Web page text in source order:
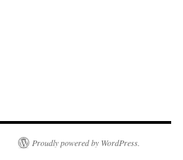
Proudly powered by WordPress.